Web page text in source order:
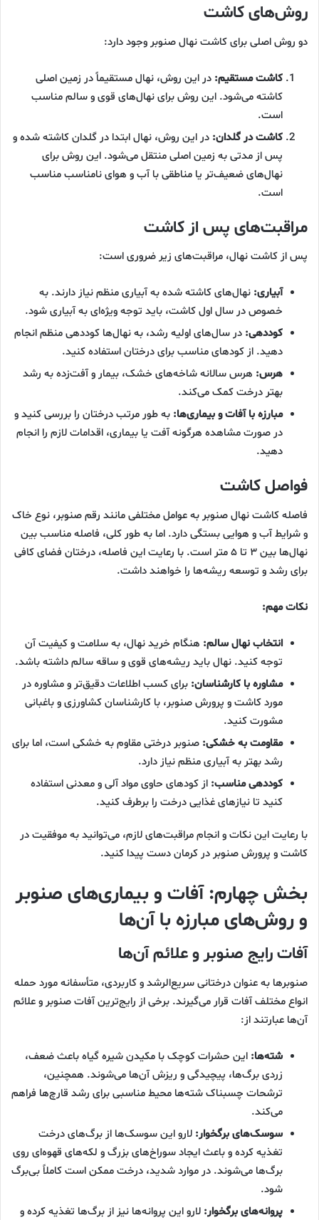
روش‌های کاشت
دو روش اصلی برای کاشت نهال صنوبر وجود دارد:
کاشت مستقیم: در این روش، نهال مستقیماً در زمین اصلی
کاشته می‌شود. این روش برای نهال‌های قوی و سالم مناسب
است.
کاشت در گلدان: در این روش، نهال ابتدا در گلدان کاشته شده و
پس از مدتی به زمین اصلی منتقل می‌شود. این روش برای
نهال‌های ضعیف‌تر یا مناطقی با آب و هوای نامناسب مناسب
است.
مراقبت‌های پس از کاشت
پس از کاشت نهال، مراقبت‌های زیر ضروری است:
آبیاری: نهال‌های کاشته شده به آبیاری منظم نیاز دارند. به
خصوص در سال اول کاشت، باید توجه ویژه‌ای به آبیاری شود.
کوددهی: در سال‌های اولیه رشد، به نهال‌ها کوددهی منظم انجام
دهید. از کودهای مناسب برای درختان استفاده کنید.
هرس: هرس سالانه شاخه‌های خشک، بیمار و آفت‌زده به رشد
بهتر درخت کمک می‌کند.
مبارزه با آفات و بیماری‌ها: به طور مرتب درختان را بررسی کنید و
در صورت مشاهده هرگونه آفت یا بیماری، اقدامات لازم را انجام
دهید.
فواصل کاشت
فاصله کاشت نهال صنوبر به عوامل مختلفی مانند رقم صنوبر، نوع خاک
و شرایط آب و هوایی بستگی دارد. اما به طور کلی، فاصله مناسب بین
نهال‌ها بین ۳ تا ۵ متر است. با رعایت این فاصله، درختان فضای کافی
برای رشد و توسعه ریشه‌ها را خواهند داشت.
نکات مهم:
انتخاب نهال سالم: هنگام خرید نهال، به سلامت و کیفیت آن
توجه کنید. نهال باید ریشه‌های قوی و ساقه سالم داشته باشد.
مشاوره با کارشناسان: برای کسب اطلاعات دقیق‌تر و مشاوره در
مورد کاشت و پرورش صنوبر، با کارشناسان کشاورزی و باغبانی
مشورت کنید.
مقاومت به خشکی: صنوبر درختی مقاوم به خشکی است، اما برای
رشد بهتر به آبیاری منظم نیاز دارد.
کوددهی مناسب: از کودهای حاوی مواد آلی و معدنی استفاده
کنید تا نیازهای غذایی درخت را برطرف کنید.
با رعایت این نکات و انجام مراقبت‌های لازم، می‌توانید به موفقیت در
کاشت و پرورش صنوبر در کرمان دست پیدا کنید.
بخش چهارم: آفات و بیماری‌های صنوبر
و روش‌های مبارزه با آن‌ها
آفات رایج صنوبر و علائم آن‌ها
صنوبرها به عنوان درختانی سریع‌الرشد و کاربردی، متأسفانه مورد حمله
انواع مختلف آفات قرار می‌گیرند. برخی از رایج‌ترین آفات صنوبر و علائم
آن‌ها عبارتند از:
شته‌ها: این حشرات کوچک با مکیدن شیره گیاه باعث ضعف،
زردی برگ‌ها، پیچیدگی و ریزش آن‌ها می‌شوند. همچنین،
ترشحات چسبناک شته‌ها محیط مناسبی برای رشد قارچ‌ها فراهم
می‌کند.
سوسک‌های برگخوار: لارو این سوسک‌ها از برگ‌های درخت
تغذیه کرده و باعث ایجاد سوراخ‌های بزرگ و لکه‌های قهوه‌ای روی
برگ‌ها می‌شوند. در موارد شدید، درخت ممکن است کاملاً بی‌برگ
شود.
پروانه‌های برگخوار: لارو این پروانه‌ها نیز از برگ‌ها تغذیه کرده و